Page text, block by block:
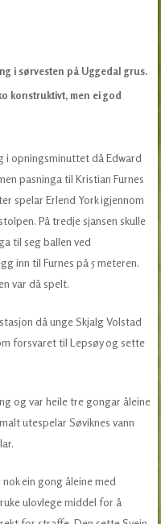
i sørvesten på Uggedal grus.
konstruktivt, men ei god
opningsminuttet då Edward
pasninga til Kristian Furnes
spelar Erlend York igjennom
På tredje sjansen skulle
til seg ballen ved
inn til Furnes på 5 meteren.
var då spelt.
då unge Skjalg Volstad
forsvaret til Lepsøy og sette
og var heile tre gongar åleine
utespelar Søviknes vann
ein gong åleine med
ulovlege middel for å